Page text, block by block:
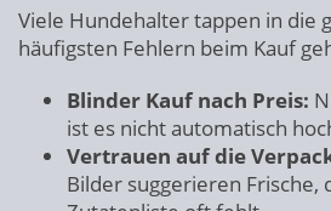
Viele Hundehalter tappen in die
häufigsten Fehlern beim Kauf
Blinder Kauf nach Preis:
ist es nicht automatisch
Vertrauen auf die
Bilder suggerieren Frische,